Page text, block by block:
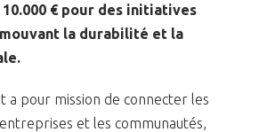
€ pour des initiatives
la durabilité et la
a pour mission de connecter les
et les communautés,